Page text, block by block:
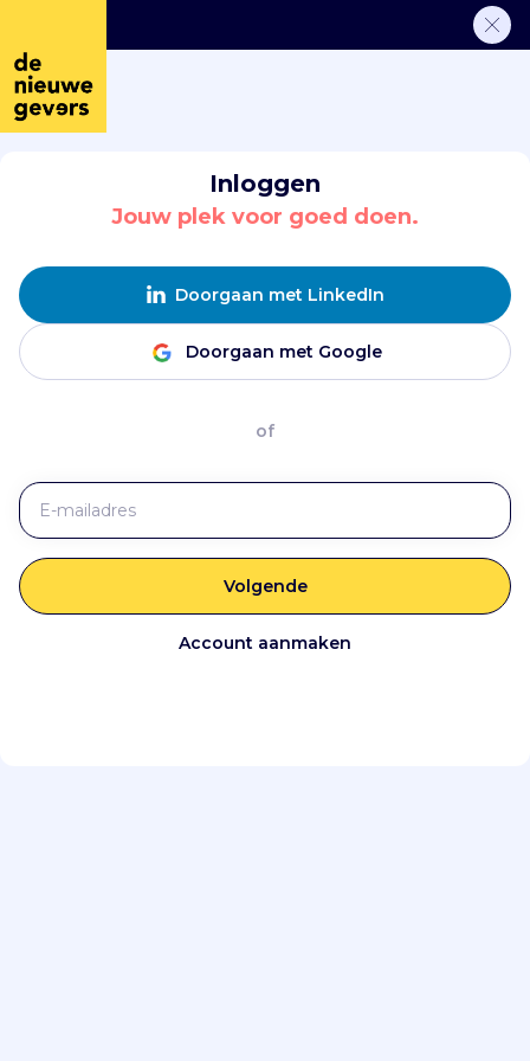
Inloggen
Jouw plek voor goed doen.
Doorgaan met LinkedIn
Doorgaan met Google
of
Volgende
Account aanmaken